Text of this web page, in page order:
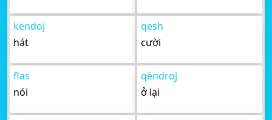
këndoj
hát
qesh
cười
flas
nói
qëndroj
ở lại